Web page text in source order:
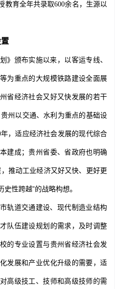
教育全年共录取600余名，生源以
》颁布实施以来，以客运专线、
为重点的大规模铁路建设全面展
省经济社会又好又快发展的若干
州以交通、水利为重点的基础设
，适应经济社会发展的现代综合
建成；贵州省委、省政府也明确
推动工业经济又好又快、更好更
性跨越”的战略构想。
轨道交通建设、现代制造业结构
队伍建设规划的需求，及时调整
的专业设置与贵州省经济社会发
发展和产业优化升级的需要，适
高级技工、技师和高级技师的需